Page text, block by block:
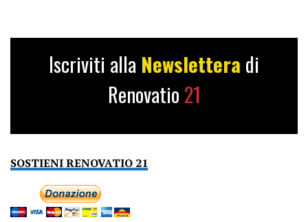
Iscriviti alla Newslettera di
Renovatio 21
SOSTIENI RENOVATIO 21